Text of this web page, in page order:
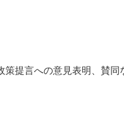
提言への意見表明、賛